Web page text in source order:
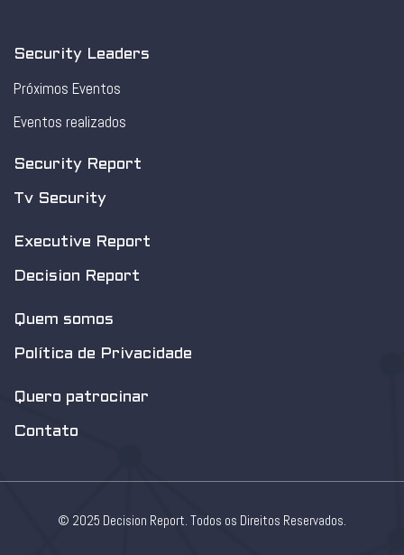
Security Leaders
Próximos Eventos
Eventos realizados
Security Report
Tv Security
Executive Report
Decision Report
Quem somos
Política de Privacidade
Quero patrocinar
Contato
© 2025 Decision Report. Todos os Direitos Reservados.